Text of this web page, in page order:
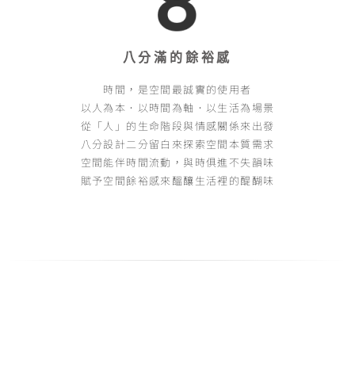
八分滿的餘裕感
時間，是空間最誠實的使用者
以人為本．以時間為軸．以生活為場景
從「人」的生命階段與情感關係來出發
八分設計二分留白來探索空間本質需求
空間能伴時間流動，與時俱進不失韻味
賦予空間餘裕感來醞釀生活裡的醍醐味